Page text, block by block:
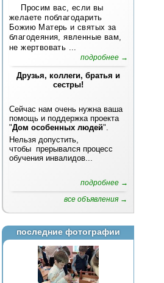
Просим вас, если вы
желаете поблагодарить
Божию Матерь и святых за
благодеяния, явленные вам,
не жертвовать ...
подробнее →
Друзья, коллеги, братья и
сестры!
Сейчас нам очень нужна ваша
помощь и поддержка проекта
"Дом особенных людей".
Нельзя допустить,
чтобы прерывался процесс
обучения инвалидов...
подробнее →
все объявления →
последние фотографии